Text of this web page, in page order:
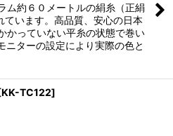
ム約６０メートルの絹糸（正絹
ています。高品質、安心の日本
かっていない平糸の状態で巻い
ニターの設定により実際の色と
KK-TC122]